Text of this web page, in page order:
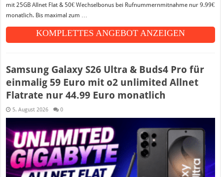
mit 25GB Allnet Flat & 50€ Wechselbonus bei Rufnummernmitnahme nur 9.99€
monatlich. Bis maximal zum …
KOMPLETTES ANGEBOT ANZEIGEN
Samsung Galaxy S26 Ultra & Buds4 Pro für
einmalig 59 Euro mit o2 unlimited Allnet
Flatrate nur 44.99 Euro monatlich
5. August 2026 0